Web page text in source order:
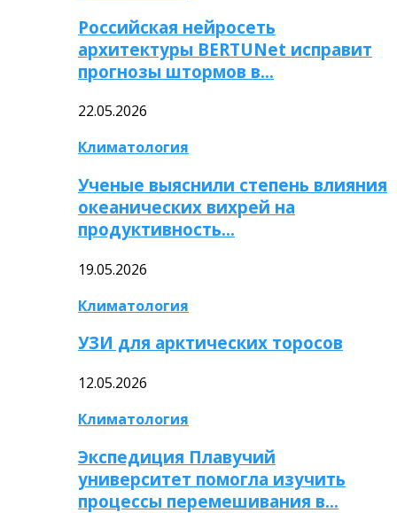
Российская нейросеть
архитектуры BERTUNet исправит
прогнозы штормов в…
22.05.2026
Климатология
Ученые выяснили степень влияния
океанических вихрей на
продуктивность…
19.05.2026
Климатология
УЗИ для арктических торосов
12.05.2026
Климатология
Экспедиция Плавучий
университет помогла изучить
процессы перемешивания в…